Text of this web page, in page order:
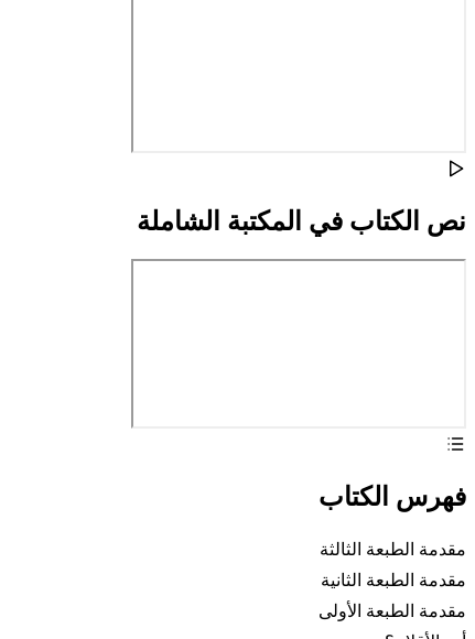
نص الكتاب في المكتبة الشاملة
فهرس الكتاب
مقدمة الطبعة الثالثة
مقدمة الطبعة الثانية
مقدمة الطبعة الأولى